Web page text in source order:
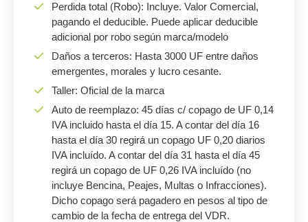
Perdida total (Robo): Incluye. Valor Comercial,
pagando el deducible. Puede aplicar deducible
adicional por robo según marca/modelo
Daños a terceros: Hasta 3000 UF entre daños
emergentes, morales y lucro cesante.
Taller: Oficial de la marca
Auto de reemplazo: 45 días c/ copago de UF 0,14
IVA incluido hasta el día 15. A contar del día 16
hasta el día 30 regirá un copago UF 0,20 diarios
IVA incluído. A contar del día 31 hasta el día 45
regirá un copago de UF 0,26 IVA incluído (no
incluye Bencina, Peajes, Multas o Infracciones).
Dicho copago será pagadero en pesos al tipo de
cambio de la fecha de entrega del VDR.